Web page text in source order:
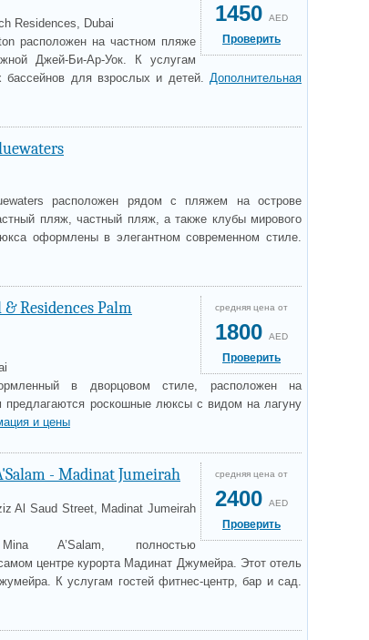
1450 AED
Проверить
Residences, Dubai
расположен на частном пляже
Джей-Би-Ар-Уок. К услугам
бассейнов для взрослых и детей. Дополнительная
расположен рядом с пляжем на острове
пляж, частный пляж, а также клубы мирового
оформлены в элегантном современном стиле.
средняя цена от
1800 AED
Проверить
Residences Palm
в дворцовом стиле, расположен на
роскошные люксы с видом на лагуну
и цены
средняя цена от
2400 AED
Проверить
- Madinat Jumeirah
Al Saud Street, Madinat Jumeirah
A’Salam, полностью
центре курорта Мадинат Джумейра. Этот отель
К услугам гостей фитнес-центр, бар и сад.